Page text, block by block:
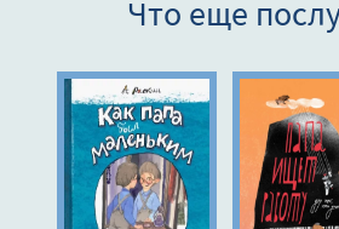
Глава 9. Завидный жених
Глава 11. Темная бездна
Глава 12. Супружеский заем
Глава 13. Злодейские замыслы
Глава 14. Небо в артефактах
Что еще